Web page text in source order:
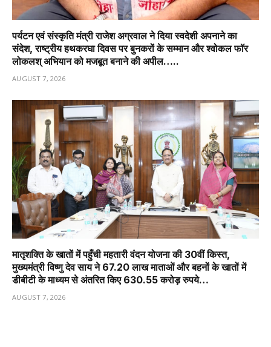
पर्यटन एवं संस्कृति मंत्री राजेश अग्रवाल ने दिया स्वदेशी अपनाने का
संदेश, राष्ट्रीय हथकरघा दिवस पर बुनकरों के सम्मान और श्वोकल फॉर
लोकलश् अभियान को मजबूत बनाने की अपील…..
AUGUST 7, 2026
मातृशक्ति के खातों में पहुँची महतारी वंदन योजना की 30वीं किस्त,
मुख्यमंत्री विष्णु देव साय ने 67.20 लाख माताओं और बहनों के खातों में
डीबीटी के माध्यम से अंतरित किए 630.55 करोड़ रुपये…
AUGUST 7, 2026